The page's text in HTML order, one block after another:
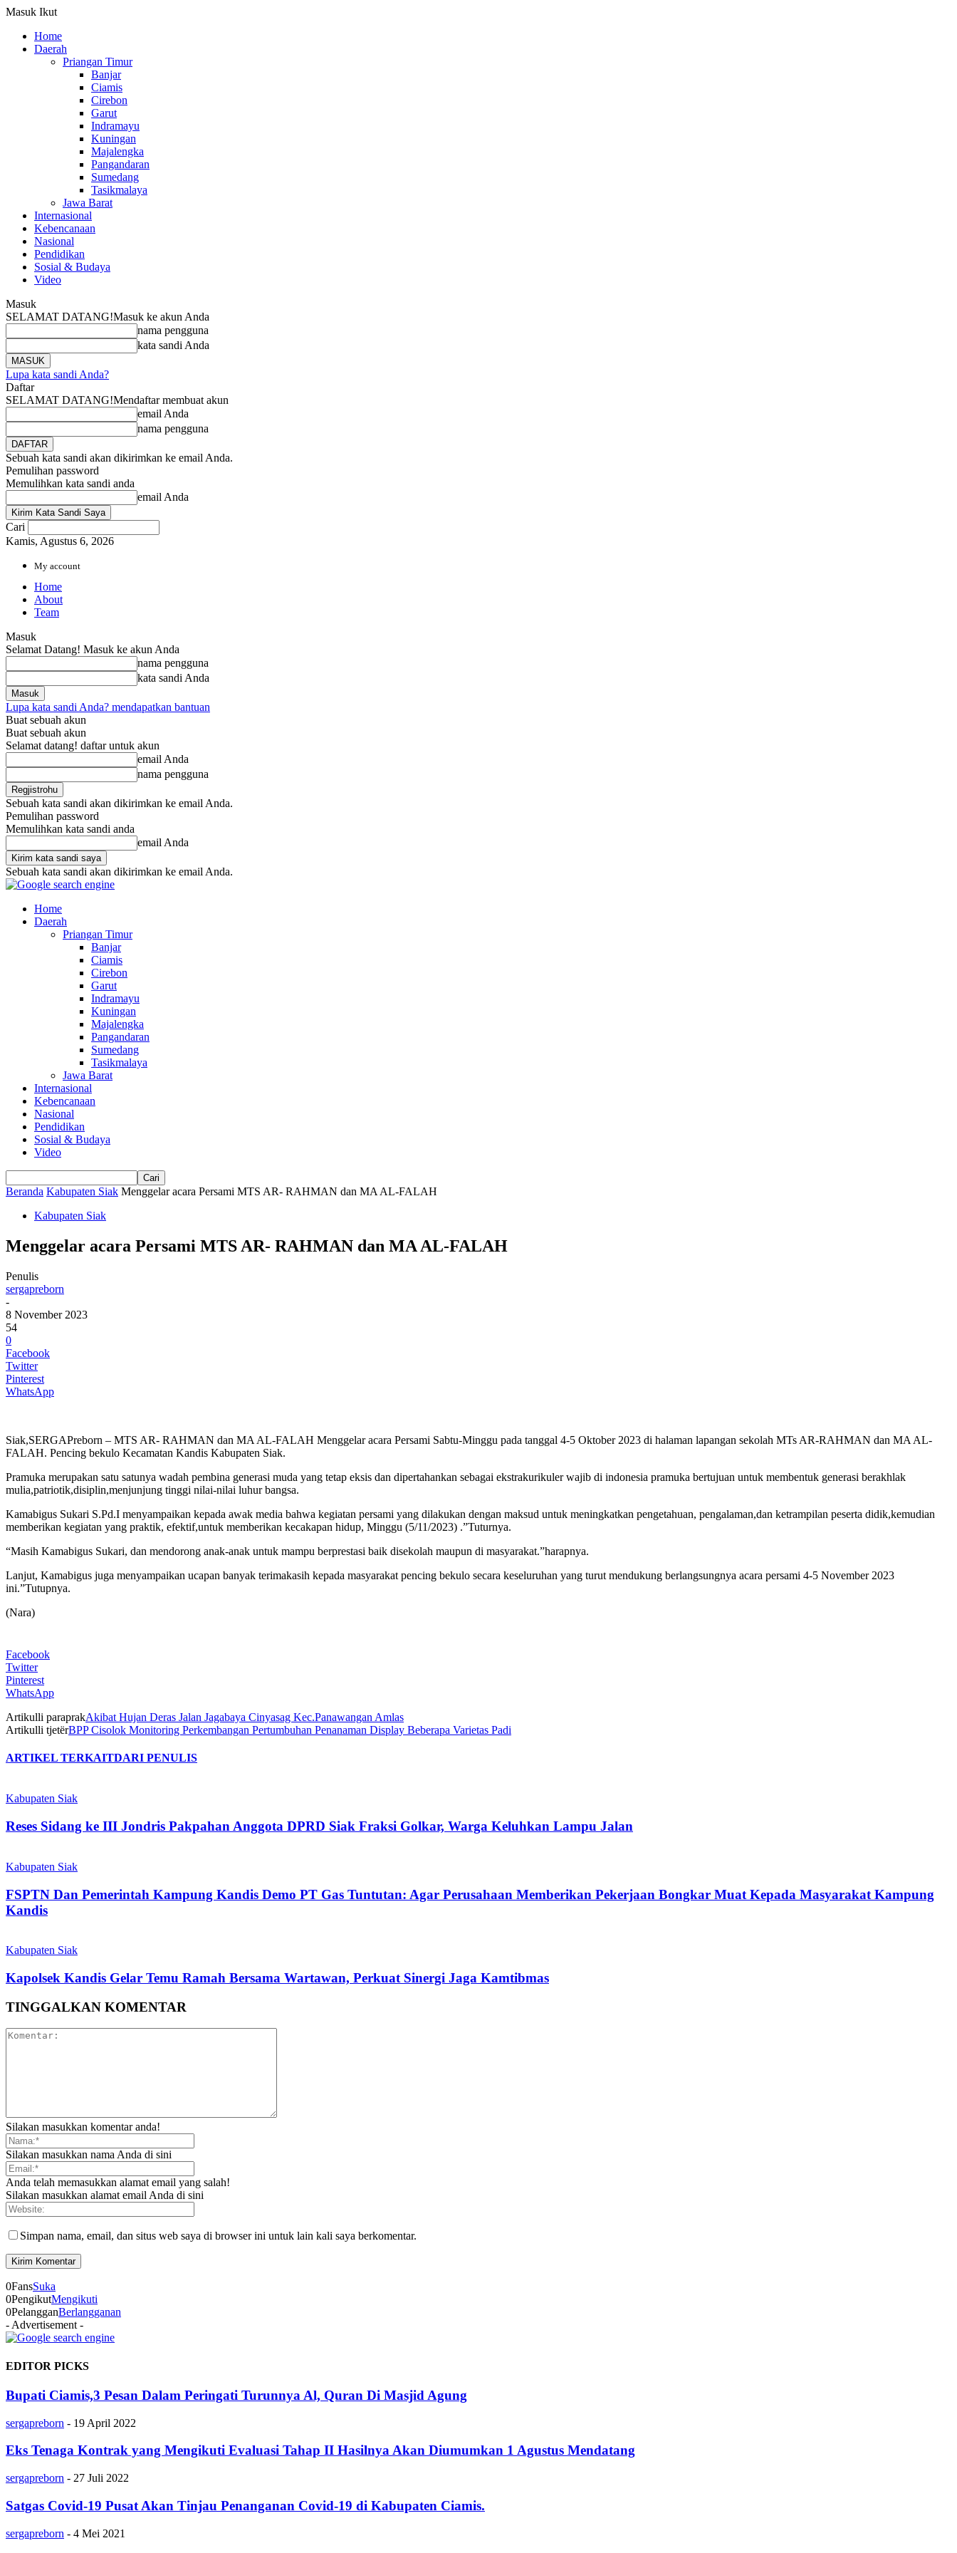
Masuk Ikut
Home
Daerah
Priangan Timur
Banjar
Ciamis
Cirebon
Garut
Indramayu
Kuningan
Majalengka
Pangandaran
Sumedang
Tasikmalaya
Jawa Barat
Internasional
Kebencanaan
Nasional
Pendidikan
Sosial & Budaya
Video
Masuk
SELAMAT DATANG!Masuk ke akun Anda
nama pengguna
kata sandi Anda
Lupa kata sandi Anda?
Daftar
SELAMAT DATANG!Mendaftar membuat akun
email Anda
nama pengguna
Sebuah kata sandi akan dikirimkan ke email Anda.
Pemulihan password
Memulihkan kata sandi anda
email Anda
Cari
Kamis, Agustus 6, 2026
My account
Home
About
Team
Masuk
Selamat Datang! Masuk ke akun Anda
nama pengguna
kata sandi Anda
Lupa kata sandi Anda? mendapatkan bantuan
Buat sebuah akun
Buat sebuah akun
Selamat datang! daftar untuk akun
email Anda
nama pengguna
Sebuah kata sandi akan dikirimkan ke email Anda.
Pemulihan password
Memulihkan kata sandi anda
email Anda
Sebuah kata sandi akan dikirimkan ke email Anda.
Home
Daerah
Priangan Timur
Banjar
Ciamis
Cirebon
Garut
Indramayu
Kuningan
Majalengka
Pangandaran
Sumedang
Tasikmalaya
Jawa Barat
Internasional
Kebencanaan
Nasional
Pendidikan
Sosial & Budaya
Video
Beranda Kabupaten Siak Menggelar acara Persami MTS AR- RAHMAN dan MA AL-FALAH
Kabupaten Siak
Menggelar acara Persami MTS AR- RAHMAN dan MA AL-FALAH
Penulis
sergapreborn
-
8 November 2023
54
0
Facebook
Twitter
Pinterest
WhatsApp
Siak,SERGAPreborn – MTS AR- RAHMAN dan MA AL-FALAH Menggelar acara Persami Sabtu-Minggu pada tanggal 4-5 Oktober 2023 di halaman lapangan sekolah MTs AR-RAHMAN dan MA AL-
FALAH. Pencing bekulo Kecamatan Kandis Kabupaten Siak.
Pramuka merupakan satu satunya wadah pembina generasi muda yang tetap eksis dan dipertahankan sebagai ekstrakurikuler wajib di indonesia pramuka bertujuan untuk membentuk generasi berakhlak
mulia,patriotik,disiplin,menjunjung tinggi nilai-nilai luhur bangsa.
Kamabigus Sukari S.Pd.I menyampaikan kepada awak media bahwa kegiatan persami yang dilakukan dengan maksud untuk meningkatkan pengetahuan, pengalaman,dan ketrampilan peserta didik,kemudian
memberikan kegiatan yang praktik, efektif,untuk memberikan kecakapan hidup, Minggu (5/11/2023) .”Tuturnya.
“Masih Kamabigus Sukari, dan mendorong anak-anak untuk mampu berprestasi baik disekolah maupun di masyarakat.”harapnya.
Lanjut, Kamabigus juga menyampaikan ucapan banyak terimakasih kepada masyarakat pencing bekulo secara keseluruhan yang turut mendukung berlangsungnya acara persami 4-5 November 2023
ini.”Tutupnya.
(Nara)
Facebook
Twitter
Pinterest
WhatsApp
Artikulli paraprakAkibat Hujan Deras Jalan Jagabaya Cinyasag Kec.Panawangan Amlas
Artikulli tjetërBPP Cisolok Monitoring Perkembangan Pertumbuhan Penanaman Display Beberapa Varietas Padi
ARTIKEL TERKAITDARI PENULIS
Kabupaten Siak
Reses Sidang ke III Jondris Pakpahan Anggota DPRD Siak Fraksi Golkar, Warga Keluhkan Lampu Jalan
Kabupaten Siak
FSPTN Dan Pemerintah Kampung Kandis Demo PT Gas Tuntutan: Agar Perusahaan Memberikan Pekerjaan Bongkar Muat Kepada Masyarakat Kampung
Kandis
Kabupaten Siak
Kapolsek Kandis Gelar Temu Ramah Bersama Wartawan, Perkuat Sinergi Jaga Kamtibmas
TINGGALKAN KOMENTAR
Silakan masukkan komentar anda!
Silakan masukkan nama Anda di sini
Anda telah memasukkan alamat email yang salah!
Silakan masukkan alamat email Anda di sini
Simpan nama, email, dan situs web saya di browser ini untuk lain kali saya berkomentar.
0FansSuka
0PengikutMengikuti
0PelangganBerlangganan
- Advertisement -
EDITOR PICKS
Bupati Ciamis,3 Pesan Dalam Peringati Turunnya Al, Quran Di Masjid Agung
sergapreborn - 19 April 2022
Eks Tenaga Kontrak yang Mengikuti Evaluasi Tahap II Hasilnya Akan Diumumkan 1 Agustus Mendatang
sergapreborn - 27 Juli 2022
Satgas Covid-19 Pusat Akan Tinjau Penanganan Covid-19 di Kabupaten Ciamis.
sergapreborn - 4 Mei 2021